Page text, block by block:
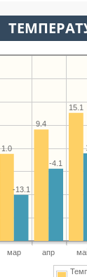
мар апр
15.1
9.4
1.0
-4.1
-13.1